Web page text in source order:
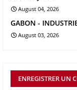
August 04, 2026
GABON -
August 03, 2026
ENREGISTRER UN